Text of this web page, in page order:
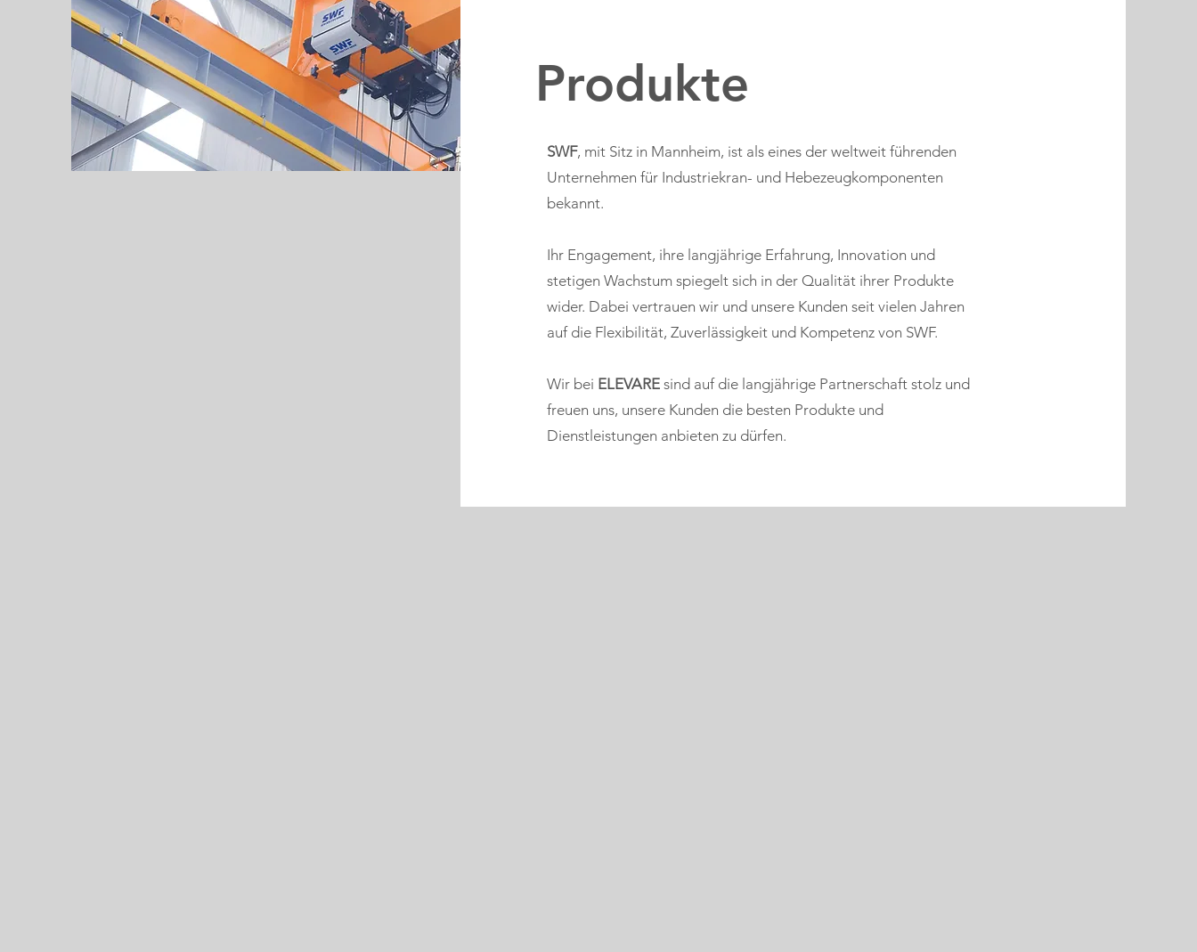
Produkte
SWF, mit Sitz in Mannheim, ist als eines der weltweit führenden
Unternehmen für Industriekran- und Hebezeugkomponenten
bekannt.
Ihr Engagement, ihre langjährige Erfahrung, Innovation und
stetigen Wachstum spiegelt sich in der Qualität ihrer Produkte
wider. Dabei vertrauen wir und unsere Kunden seit vielen Jahren
auf die Flexibilität, Zuverlässigkeit und Kompetenz von SWF.
Wir bei ELEVAREsind auf die langjährige Partnerschaft stolz und
freuen uns, unsere Kunden die besten Produkte und
Dienstleistungen anbieten zu dürfen.